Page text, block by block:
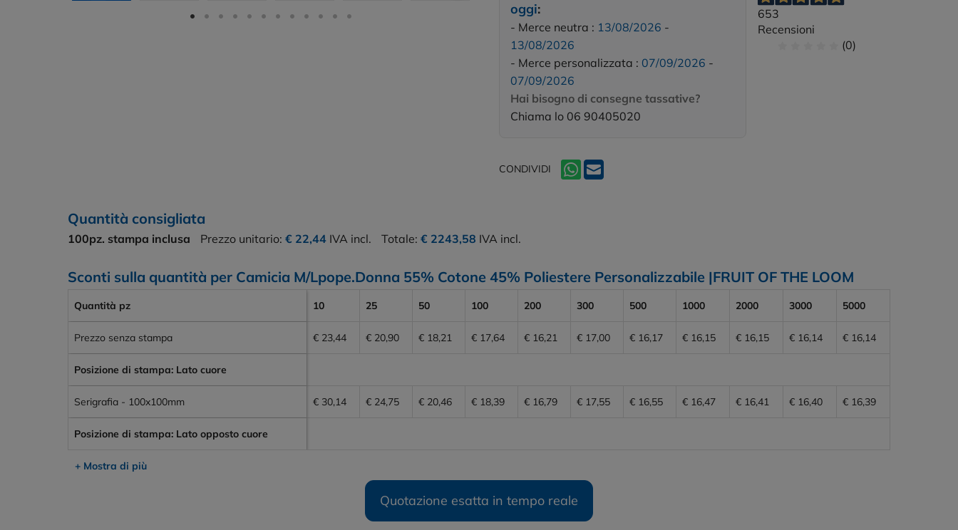
oggi:
- Merce neutra : 13/08/2026 -
13/08/2026
- Merce personalizzata : 07/09/2026 -
07/09/2026
Hai bisogno di consegne tassative?
Chiama lo 06 90405020
653
Recensioni
(0)
CONDIVIDI
Quantità consigliata
100pz. stampa inclusa Prezzo unitario: € 22,44 IVA incl. Totale: € 2243,58 IVA incl.
Sconti sulla quantità per Camicia M/Lpope.Donna 55% Cotone 45% Poliestere Personalizzabile |FRUIT OF THE LOOM
Quantità pz 10 25 50 100 200 300 500 1000 2000 3000 5000
Prezzo senza stampa € 23,44 € 20,90 € 18,21 € 17,64 € 16,21 € 17,00 € 16,17 € 16,15 € 16,15 € 16,14 € 16,14
Posizione di stampa: Lato cuore
Serigrafia - 100x100mm € 30,14 € 24,75 € 20,46 € 18,39 € 16,79 € 17,55 € 16,55 € 16,47 € 16,41 € 16,40 € 16,39
Posizione di stampa: Lato opposto cuore
+ Mostra di più
Quotazione esatta in tempo reale